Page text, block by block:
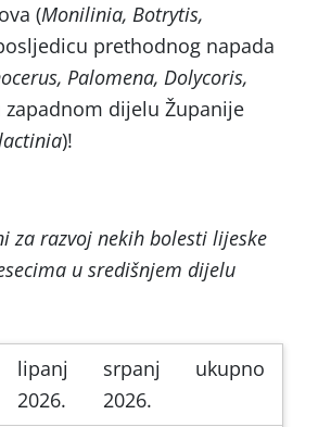
(Monilinia, Botrytis,
prethodnog napada
Palomena, Dolycoris,
dijelu Županije
)!
za razvoj nekih bolesti lijeske
u središnjem dijelu
lipanj
2026.
srpanj
2026.
ukupno